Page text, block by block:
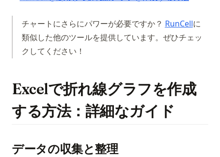
チャートにさらにパワーが必要ですか？ RunCell(opens
に
類似した他のツールを提供しています。ぜひチェッ
クしてください！
Excelで折れ線グラフを作成
する方法：詳細なガイド
データの収集と整理